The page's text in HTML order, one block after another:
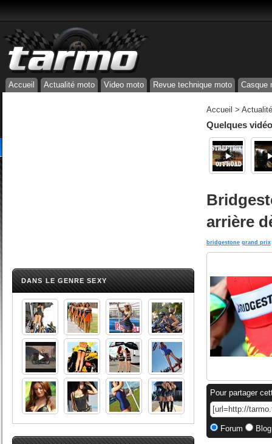
Accueil Actualité moto Video moto Revue technique moto Casque
DANS LE GENRE SEXY
Accueil >
Quelques
arrière
bridgestone grand prix
Pour partager
Forum